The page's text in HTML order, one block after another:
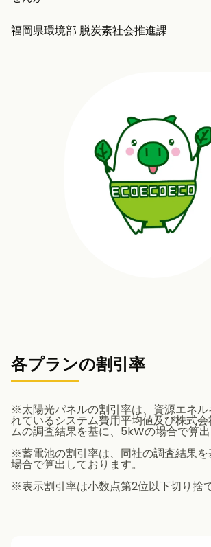
福岡県環境部 脱炭素社会推進課
各プランの割引率
※太陽光パネルの割引率は、資源エネル
れているシステム費用平均値及び株式
ムの調査結果を基に、5kWの場合で算出
※蓄電池の割引率は、同社の調査結果
場合で算出しております。
※表示割引率は小数点第2位以下切り捨て